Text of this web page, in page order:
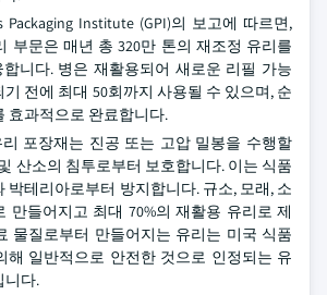
Packaging Institute (GPI)의 보고에 따르면,
부문은 매년 총 320만 톤의 재조정 유리를
니다. 병은 재활용되어 새로운 리필 가능
전에 최대 50회까지 사용될 수 있으며, 순
효과적으로 완료합니다.
리 포장재는 진공 또는 고압 밀봉을 수행할
산소의 침투로부터 보호합니다. 이는 식품
박테리아로부터 방지합니다. 규소, 모래, 소
만들어지고 최대 70%의 재활용 유리로 제
물질로부터 만들어지는 유리는 미국 식품
해 일반적으로 안전한 것으로 인정되는 유
니다.